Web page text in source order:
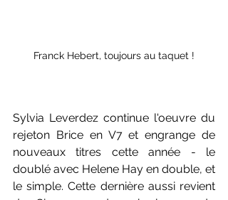
Franck Hebert, toujours au taquet !
Sylvia Leverdez continue l'oeuvre du
rejeton Brice en V7 et engrange de
nouveaux titres cette année - le
doublé avec Helene Hay en double, et
le simple. Cette dernière aussi revient